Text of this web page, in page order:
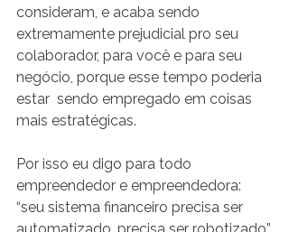
consideram, e acaba sendo
extremamente prejudicial pro seu
colaborador, para você e para seu
negócio, porque esse tempo poderia
estar  sendo empregado em coisas
mais estratégicas.
Por isso eu digo para todo
empreendedor e empreendedora:
“seu sistema financeiro precisa ser